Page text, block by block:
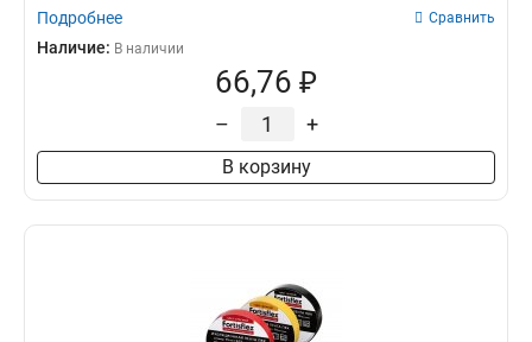
Подробнее Сравнить
Наличие: В наличии
66,76 ₽
– +
В корзину